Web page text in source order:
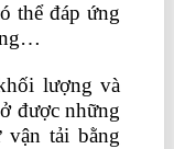
thể đáp ứng
lượng và
được những
tải bằng